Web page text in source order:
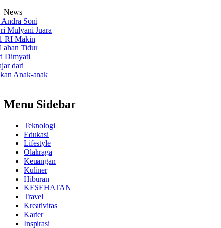
News
Soni
Juara
Makin
Tidur
anak
Menu Sidebar
Teknologi
Edukasi
Lifestyle
Olahraga
Keuangan
Kuliner
Hiburan
KESEHATAN
Travel
Kreativitas
Karier
Inspirasi